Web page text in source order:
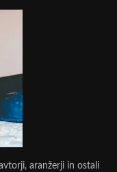
aranžerji in ostali